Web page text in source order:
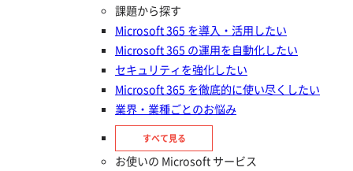
課題から探す
Microsoft 365 を導入・活用したい
Microsoft 365 の運用を自動化したい
セキュリティを強化したい
Microsoft 365 を徹底的に使い尽くしたい
業界・業種ごとのお悩み
すべて見る
お使いの Microsoft サービス
2024年4月9日 – AvePoint
Japan、株式会社大塚商会と販売
パートナー契約を締結
2024年04月09日